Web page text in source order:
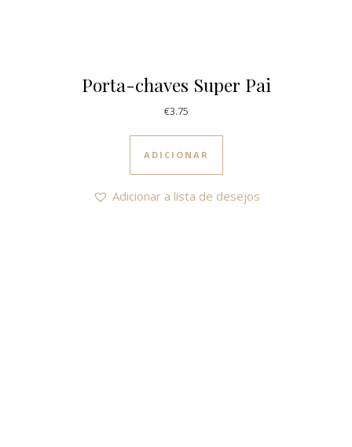
Porta-chaves Super Pai
€3.75
ADICIONAR
Adicionar a lista de desejos